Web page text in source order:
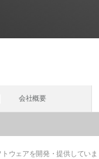
会社概要
ウェアを開発・提供していま